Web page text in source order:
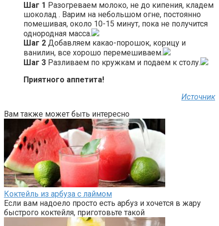
Шаг 1 Разогреваем молоко, не до кипения, кладем
шоколад . Варим на небольшом огне, постоянно
помешивая, около 10-15 минут, пока не получится
однородная масса.
Шаг 2 Добавляем какао-порошок, корицу и
ванилин, все хорошо перемешиваем.
Шаг 3 Разливаем по кружкам и подаем к столу.
Приятного аппетита!
Источник
Вам также может быть интересно
Коктейль из арбуза с лаймом
Если вам надоело просто есть арбуз и хочется в жару
быстрого коктейля, приготовьте такой